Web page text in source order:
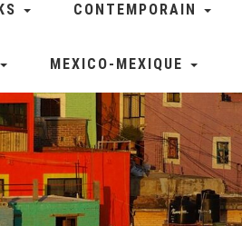
CONTEMPORAIN
MEXICO-MEXIQUE